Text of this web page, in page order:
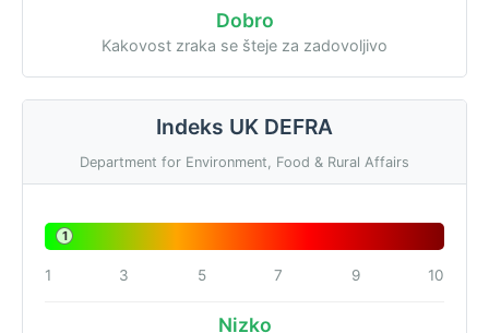
Dobro
Kakovost zraka se šteje za zadovoljivo
Indeks UK DEFRA
Department for Environment, Food & Rural Affairs
1
1 3 5 7 9 10
Nizko